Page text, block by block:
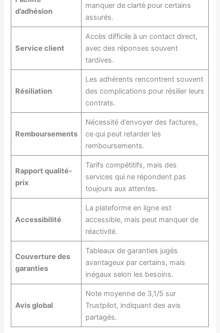
d’adhésion
manquer de clarté pour certains
assurés.
Service client
Accès difficile à un contact direct,
avec des réponses souvent
tardives.
Résiliation
Les adhérents rencontrent souvent
des complications pour résilier leurs
contrats.
Remboursements
Nécessité d’envoyer des factures,
ce qui peut retarder les
remboursements.
Rapport qualité-
prix
Tarifs compétitifs, mais des
services qui ne répondent pas
toujours aux attentes.
Accessibilité
La plateforme en ligne est
accessible, mais peut manquer de
réactivité.
Couverture des
garanties
Tableaux de garanties jugés
avantageux par certains, mais
inégaux selon les besoins.
Avis global
Note moyenne de 3,1/5 sur
Trustpilot, indiquant des avis
partagés.